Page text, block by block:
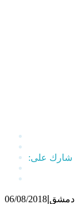
06/08/2018 دمشق